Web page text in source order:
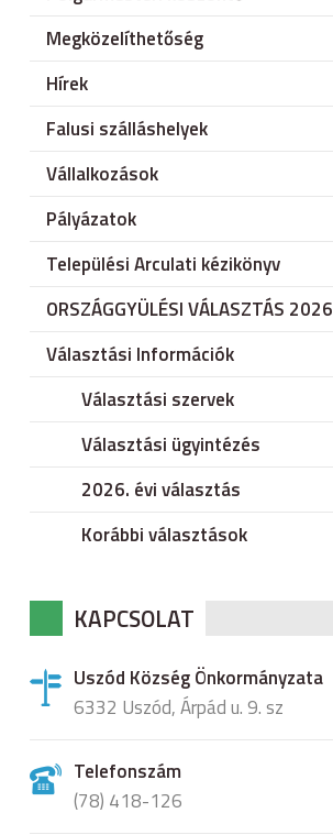
Megközelíthetőség
Hírek
Falusi szálláshelyek
Vállalkozások
Pályázatok
Települési Arculati kézikönyv
ORSZÁGGYÜLÉSI VÁLASZTÁS 2026
Választási Információk
Választási szervek
Választási ügyintézés
2026. évi választás
Korábbi választások
KAPCSOLAT
Uszód Község Önkormányzata
6332 Uszód, Árpád u. 9. sz
Telefonszám
(78) 418-126